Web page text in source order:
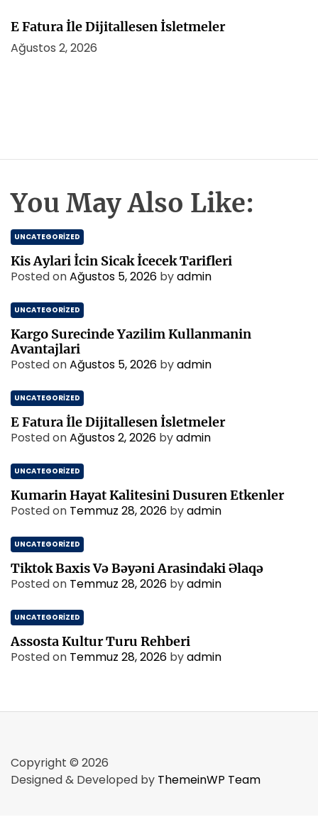
E Fatura İle Dijitallesen İsletmeler
Ağustos 2, 2026
You May Also Like:
UNCATEGORIZED
Kis Aylari İcin Sicak İcecek Tarifleri
Posted onAğustos 5, 2026 byadmin
UNCATEGORIZED
Kargo Surecinde Yazilim Kullanmanin
Avantajlari
Posted onAğustos 5, 2026 byadmin
UNCATEGORIZED
E Fatura İle Dijitallesen İsletmeler
Posted onAğustos 2, 2026 byadmin
UNCATEGORIZED
Kumarin Hayat Kalitesini Dusuren Etkenler
Posted on Temmuz 28, 2026 byadmin
UNCATEGORIZED
Tiktok Baxis Və Bəyəni Arasindaki Əlaqə
Posted on Temmuz 28, 2026 byadmin
UNCATEGORIZED
Assosta Kultur Turu Rehberi
Posted on Temmuz 28, 2026 byadmin
Copyright © 2026
Designed & Developed by ThemeinWP Team